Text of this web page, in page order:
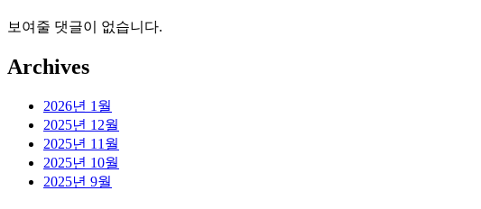
보여줄 댓글이 없습니다.
Archives
2026년 1월
2025년 12월
2025년 11월
2025년 10월
2025년 9월